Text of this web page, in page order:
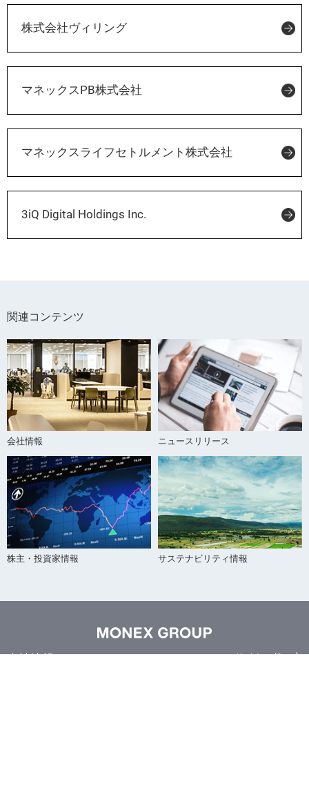
関連コンテンツ
会社情報 ニュースリリース
株主・投資家情報 サステナビリティ情報
株式会社ヴィリング
マネックスPB株式会社
マネックスライフセトルメント株式会社
3iQ Digital Holdings Inc.
サイトの使い方
会社情報